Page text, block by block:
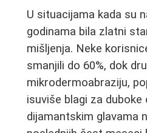
U situacijama kada su
godinama bila zlatni
mišljenja. Neke
smanjili do 60%, dok
mikrodermoabraziju,
isuviše blagi za
dijamantskim glavama